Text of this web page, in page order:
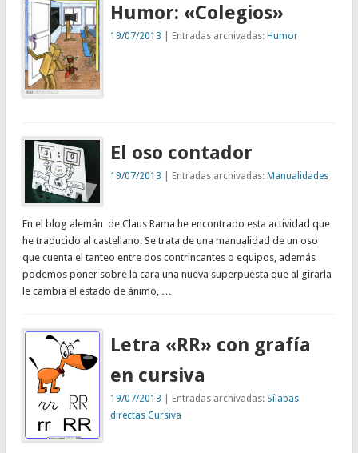
Humor: «Colegios»
19/07/2013 | Entradas archivadas:Humor
El oso contador
19/07/2013 | Entradas archivadas: Manualidades
En el blog alemán de Claus Rama he encontrado esta actividad que
he traducido al castellano. Se trata de una manualidad de un oso
que cuenta el tanteo entre dos contrincantes o equipos, además
podemos poner sobre la cara una nueva superpuesta que al girarla
le cambia el estado de ánimo, …
Letra «RR» con grafía
en cursiva
19/07/2013 | Entradas archivadas: Sílabas
directas Cursiva